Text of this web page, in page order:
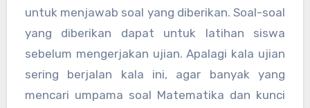
untuk menjawab soal yang diberikan. Soal-soal
yang diberikan dapat untuk latihan siswa
sebelum mengerjakan ujian. Apalagi kala ujian
sering berjalan kala ini, agar banyak yang
mencari umpama soal Matematika dan kunci